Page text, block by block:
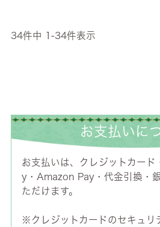
34件中 1 -34件表示
お支払いに
お支払いは、クレジットカード
y・Amazon Pay・代金引換・
ただけます。
※クレジットカードのセキュリ